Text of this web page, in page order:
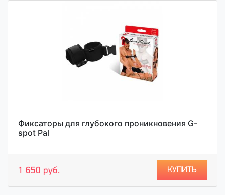
Фиксаторы для глубокого проникновения G-
spot Pal
1 650 руб. КУПИТЬ